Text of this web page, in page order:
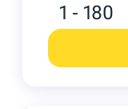
1 - 180